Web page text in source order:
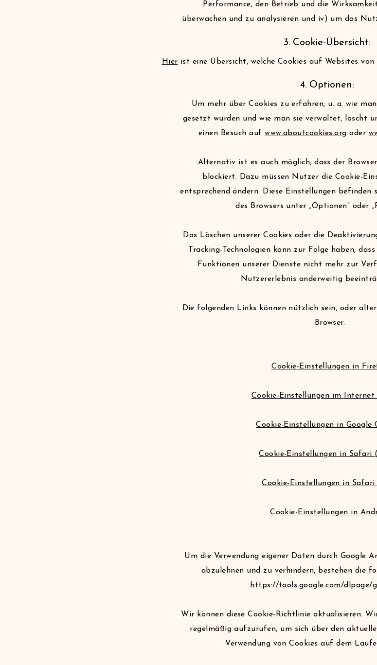
Performance, den Betrieb und die
überwachen und zu analysieren und iv) um das
3. Cookie-Übersicht:
Hier ist eine Übersicht, welche Cookies auf Websites von
4. Optionen:
Um mehr über Cookies zu erfahren, u. a. wie
gesetzt wurden und wie man sie verwaltet, löscht
einen Besuch aufwww.aboutcookies.org oder
Alternativ ist es auch möglich, dass der
blockiert. Dazu müssen Nutzer die Cookie-
entsprechend ändern. Diese Einstellungen befinden
des Browsers unter „Optionen“ oder
Das Löschen unserer Cookies oder die
Tracking-Technologien kann zur Folge haben,
Funktionen unserer Dienste nicht mehr zur
Nutzererlebnis anderweitig
Die folgenden Links können nützlich sein, oder
Browser.
Cookie-Einstellungen in
Cookie-Einstellungen im Internet
Cookie-Einstellungen in Google
Cookie-Einstellungen in Safari
Cookie-Einstellungen in Safari
Cookie-Einstellungen in
Um die Verwendung eigener Daten durch Google
abzulehnen und zu verhindern, bestehen die
https://tools.google.com/dlpage/
Wir können diese Cookie-Richtlinie aktualisieren.
regelmäßig aufzurufen, um sich über den
Verwendung von Cookies auf dem